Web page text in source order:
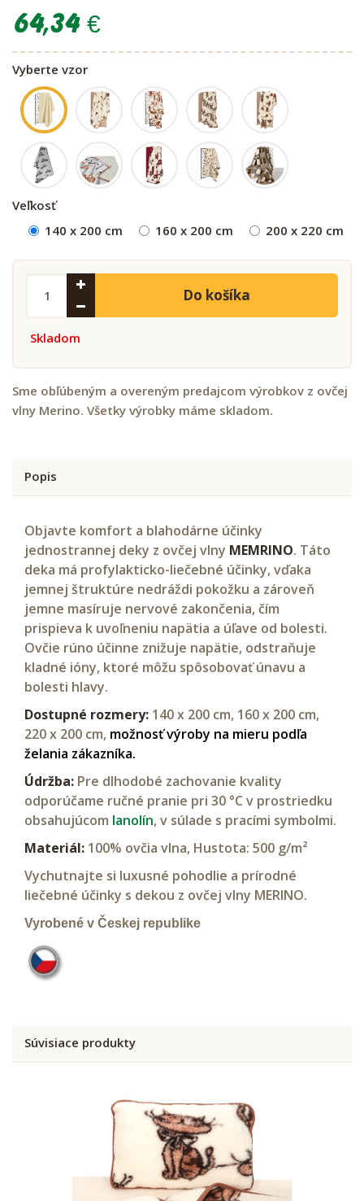
64,34 €
Vyberte vzor
Veľkosť
140 x 200 cm
160 x 200 cm 200 x 220 cm
Do košíka
Skladom
Sme obľúbeným a overeným predajcom výrobkov z ovčej
vlny Merino. Všetky výrobky máme skladom.
Popis
Objavte komfort a blahodárne účinky
jednostrannej deky z ovčej vlny MEMRINO. Táto
deka má profylakticko-liečebné účinky, vďaka
jemnej štruktúre nedráždi pokožku a zároveň
jemne masíruje nervové zakončenia, čím
prispieva k uvoľneniu napätia a úľave od bolesti.
Ovčie rúno účinne znižuje napätie, odstraňuje
kladné ióny, ktoré môžu spôsobovať únavu a
bolesti hlavy.
Dostupné rozmery: 140 x 200 cm, 160 x 200 cm,
220 x 200 cm, možnosť výroby na mieru podľa
želania zákazníka.
Údržba: Pre dlhodobé zachovanie kvality
odporúčame ručné pranie pri 30 °C v prostriedku
obsahujúcom lanolín, v súlade s pracími symbolmi.
Materiál: 100% ovčia vlna, Hustota: 500 g/m²
Vychutnajte si luxusné pohodlie a prírodné
liečebné účinky s dekou z ovčej vlny MERINO.
Vyrobené v Českej republike
Súvisiace produkty